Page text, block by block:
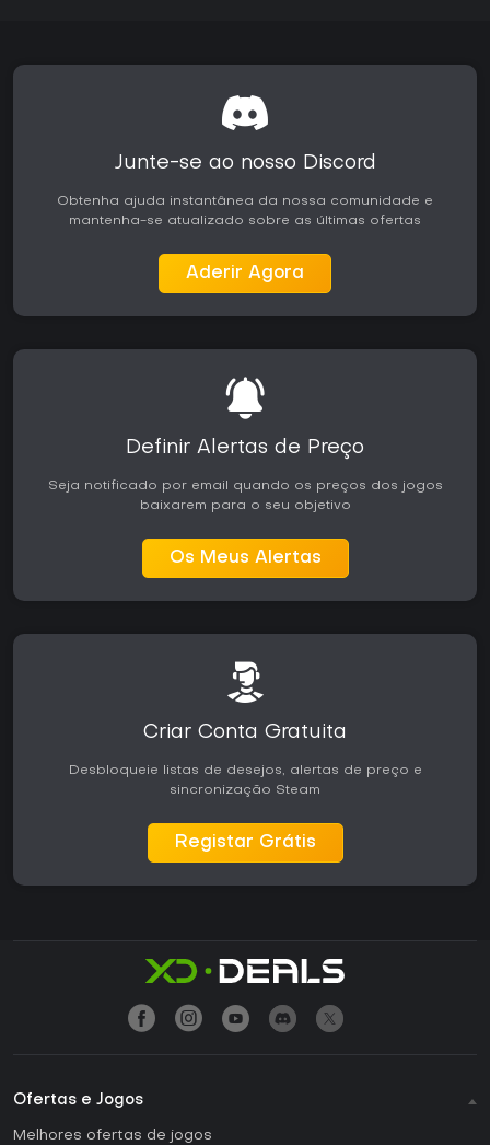
Junte-se ao nosso Discord
Obtenha ajuda instantânea da nossa comunidade e
mantenha-se atualizado sobre as últimas ofertas
Aderir Agora
Definir Alertas de Preço
Seja notificado por email quando os preços dos jogos
baixarem para o seu objetivo
Os Meus Alertas
Criar Conta Gratuita
Desbloqueie listas de desejos, alertas de preço e
sincronização Steam
Registar Grátis
Ofertas e Jogos
Melhores ofertas de jogos